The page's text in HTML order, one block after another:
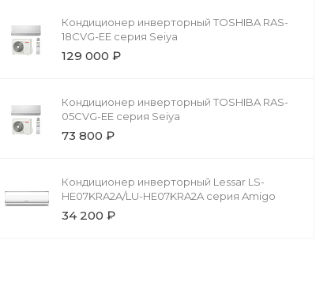
Кондиционер инверторный TOSHIBA RAS-
18CVG-EE серия Seiya
129 000 ₽
Кондиционер инверторный TOSHIBA RAS-
05CVG-EE серия Seiya
73 800 ₽
Кондиционер инверторный Lessar LS-
HE07KRA2A/LU-HE07KRA2A серия Amigo
34 200 ₽